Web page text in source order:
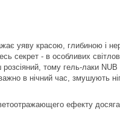
уяву красою, глибиною і
секрет - в особливих
розсіяний, тому гель-лаки
в нічний час, змушують
ефекту